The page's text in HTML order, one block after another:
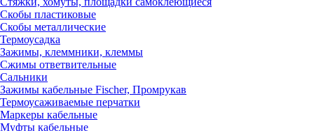
Скобы пластиковые
Скобы металлические
Термоусадка
Зажимы, клеммники, клеммы
Сжимы ответвительные
Сальники
Зажимы кабельные Fischer, Промрукав
Термоусаживаемые перчатки
Маркеры кабельные
Муфты кабельные